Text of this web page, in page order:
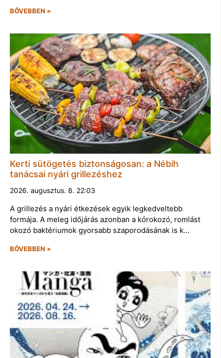
BŐVEBBEN »
Kerti sütögetés biztonságosan: a Nébih
tanácsai nyári grillezéshez
2026. augusztus. 8. 22:03
A grillezés a nyári étkezések egyik legkedveltebb
formája. A meleg időjárás azonban a kórokozó, romlást
okozó baktériumok gyorsabb szaporodásának is k…
BŐVEBBEN »